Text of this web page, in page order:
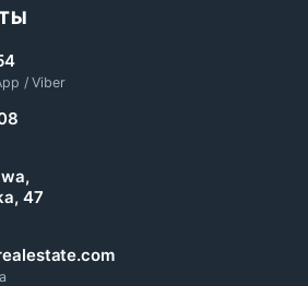
/ Viber
47